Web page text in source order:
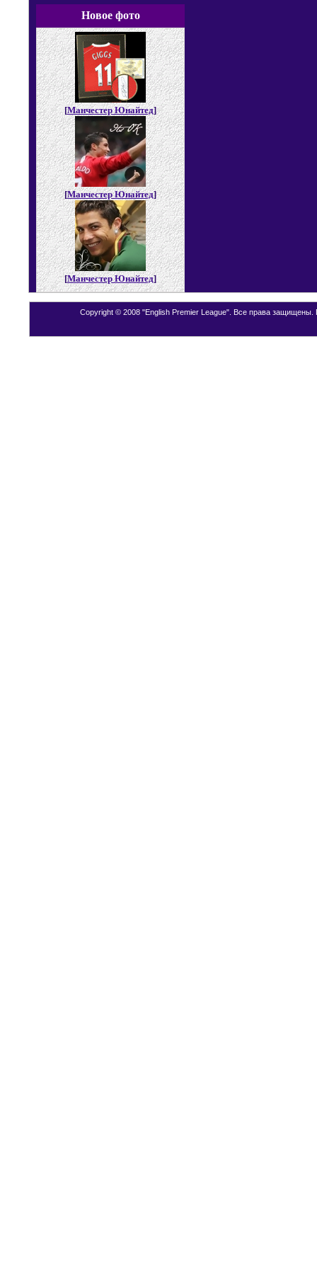
Новое фото
[Манчестер Юнайтед]
[Манчестер Юнайтед]
[Манчестер Юнайтед]
Copyright © 2008 "English Premier League". Все права защищены.